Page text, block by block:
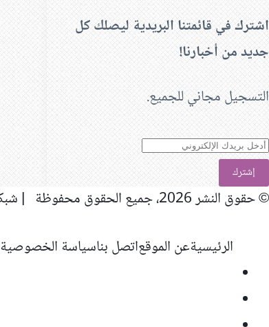
اشترك في قائمتنا البريدية ليصلك كل
جديد من أخبارنا!
التسجيل مجاني للجميع.
أدخل
بريدك
الإلكتروني
© حقوق النشر 2026، جميع الحقوق محفوظة | شبكة كيف المعلوماتية
الرئيسيةعن الموقعاتصل بناسياسة الخصوصية